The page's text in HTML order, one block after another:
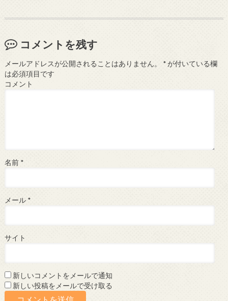
コメントを残す
メールアドレスが公開されることはありません。 *が付いている欄
は必須項目です
コメント
名前 *
メール *
サイト
新しいコメントをメールで通知
新しい投稿をメールで受け取る